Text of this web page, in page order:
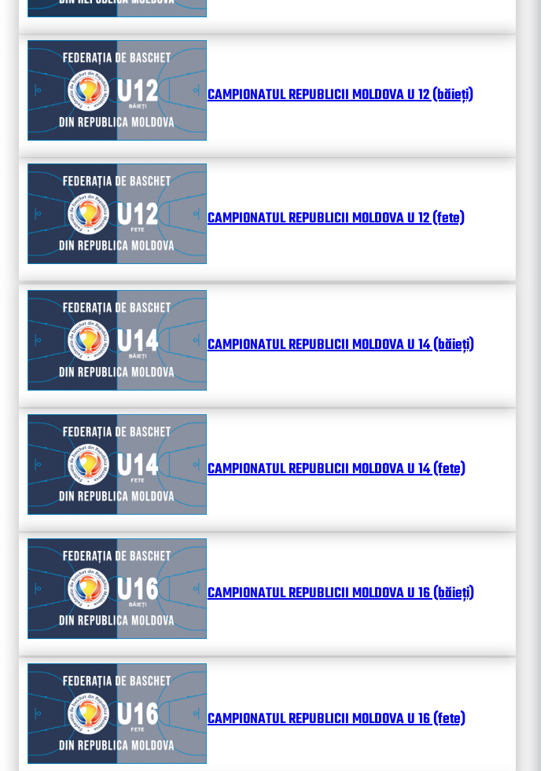
CAMPIONATUL REPUBLICII MOLDOVA U 12 (băieți)
CAMPIONATUL REPUBLICII MOLDOVA U 12 (fete)
CAMPIONATUL REPUBLICII MOLDOVA U 14 (băieți)
CAMPIONATUL REPUBLICII MOLDOVA U 14 (fete)
CAMPIONATUL REPUBLICII MOLDOVA U 16 (băieți)
CAMPIONATUL REPUBLICII MOLDOVA U 16 (fete)